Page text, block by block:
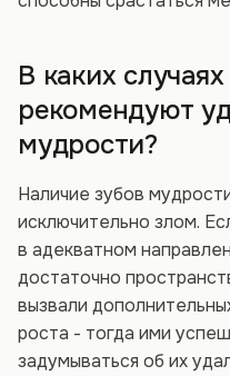
В каких
рекомендуют
мудрости?
Наличие зубов
исключительно злом.
в адекватном
достаточно
вызвали
роста - тогда ими
задумываться об их